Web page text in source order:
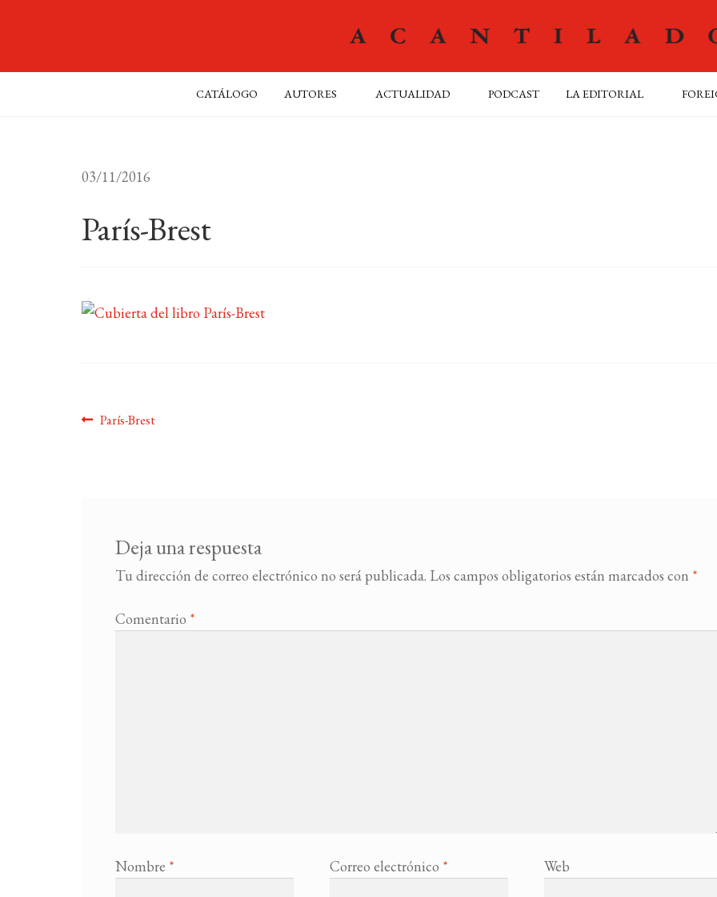
CATÁLOGO AUTORES ACTUALIDAD PODCAST LA EDITORIAL
03/11/2016
París-Brest
Navegación
Anterior:
París-Brest
Deja una respuesta
Tu dirección de correo electrónico no será publicada. Los campos obligatorios están marcados con *
Comentario *
Nombre * Correo electrónico * Web